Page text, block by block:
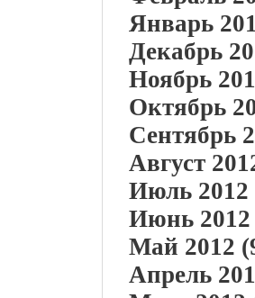
Январь
Декабрь
Ноябрь
Октябрь
Сентябрь
Август
Июль 2012
Июнь 2012
Май 2012
Апрель